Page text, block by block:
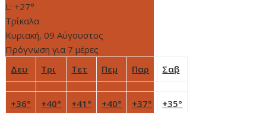
L:+27°
Τρίκαλα
Κυριακή, 09 Αύγουστος
Πρόγνωση για 7 μέρες
Δευ
Τρι Τετ Πεμ Παρ Σαβ
+36° +40° +41° +40° +37° +35°